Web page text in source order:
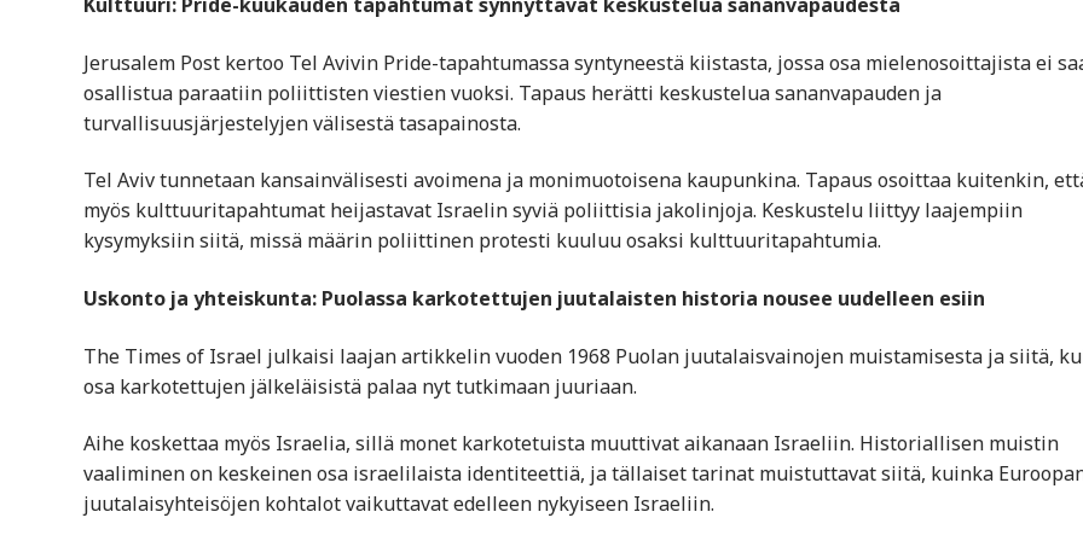
Jerusalem Post kertoo Tel Avivin Pride-tapahtumassa syntyneestä kiistasta, jossa osa mielenosoittajista ei
osallistua paraatiin poliittisten viestien vuoksi. Tapaus herätti keskustelua sananvapauden ja
turvallisuusjärjestelyjen välisestä tasapainosta.
Tel Aviv tunnetaan kansainvälisesti avoimena ja monimuotoisena kaupunkina. Tapaus osoittaa kuitenkin,
myös kulttuuritapahtumat heijastavat Israelin syviä poliittisia jakolinjoja. Keskustelu liittyy laajempiin
kysymyksiin siitä, missä määrin poliittinen protesti kuuluu osaksi kulttuuritapahtumia.
Uskonto ja yhteiskunta: Puolassa karkotettujen juutalaisten historia nousee uudelleen esiin
The Times of Israel julkaisi laajan artikkelin vuoden 1968 Puolan juutalaisvainojen muistamisesta ja siitä,
osa karkotettujen jälkeläisistä palaa nyt tutkimaan juuriaan.
Aihe koskettaa myös Israelia, sillä monet karkotetuista muuttivat aikanaan Israeliin. Historiallisen muistin
vaaliminen on keskeinen osa israelilaista identiteettiä, ja tällaiset tarinat muistuttavat siitä, kuinka
juutalaisyhteisöjen kohtalot vaikuttavat edelleen nykyiseen Israeliin.